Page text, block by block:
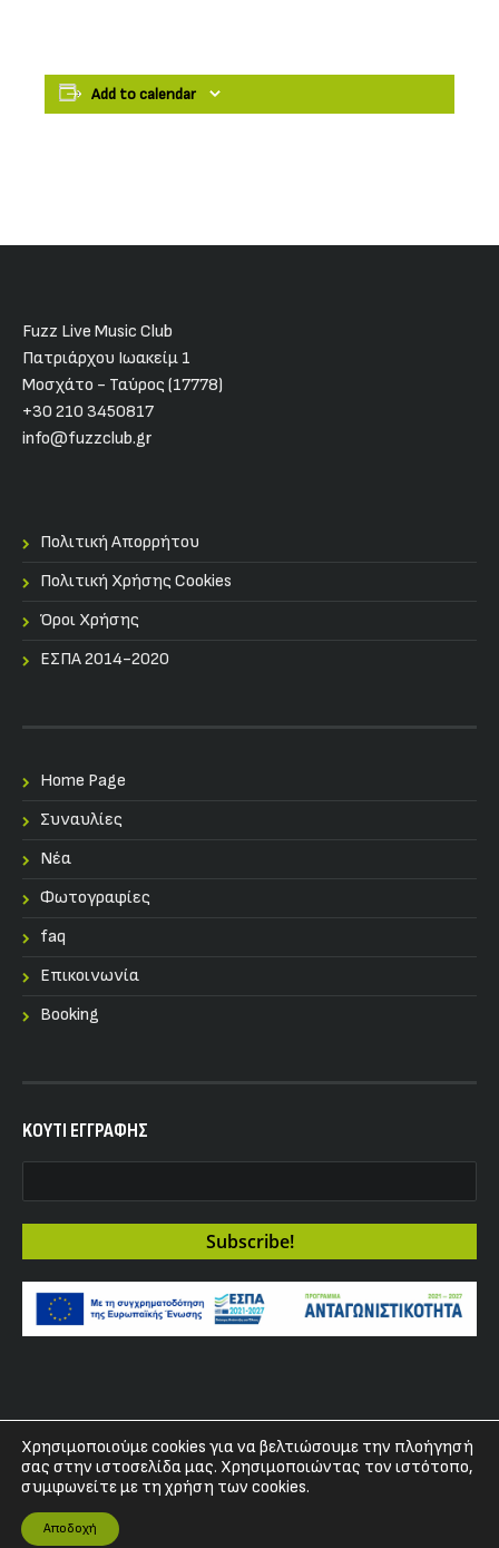
Add to calendar
Fuzz Live Music Club
Πατριάρχου Ιωακείμ 1
Μοσχάτο - Ταύρος (17778)
+30 210 3450817
info@fuzzclub.gr
Πολιτική Απορρήτου
Πολιτική Χρήσης Cookies
Όροι Χρήσης
ΕΣΠΑ 2014-2020
Home Page
Συναυλίες
Nέα
Φωτογραφίες
faq
Επικοινωνία
Booking
KOYTI ΕΓΓΡΑΦΗΣ
Copyright 2017 - Fuzz Club
Χρησιμοποιούμε cookies για να βελτιώσουμε την πλοήγησή
σας στην ιστοσελίδα μας. Χρησιμοποιώντας τον ιστότοπο,
συμφωνείτε με τη χρήση των cookies.
Αποδοχή